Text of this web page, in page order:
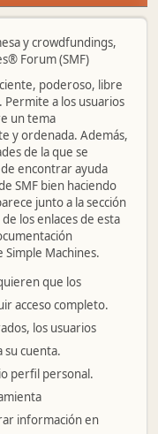
y crowdfundings,
Forum (SMF)
poderoso, libre
a los usuarios
un tema
y ordenada. Además,
de la que se
encontrar ayuda
SMF bien haciendo
junto a la sección
los enlaces de esta
Simple Machines.
que los
acceso completo.
los usuarios
su cuenta.
perfil personal.
información en